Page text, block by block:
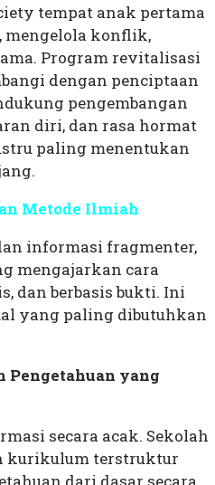
tempat anak pertama
mengelola konflik,
Program revitalisasi
dengan penciptaan
pengembangan
diri, dan rasa hormat
paling menentukan
Metode Ilmiah
informasi fragmenter,
mengajarkan cara
dan berbasis bukti. Ini
yang paling dibutuhkan
Pengetahuan yang
secara acak. Sekolah
kurikulum terstruktur
dari dasar secara